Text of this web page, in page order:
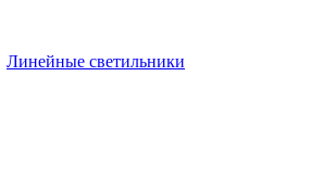
Линейные светильники